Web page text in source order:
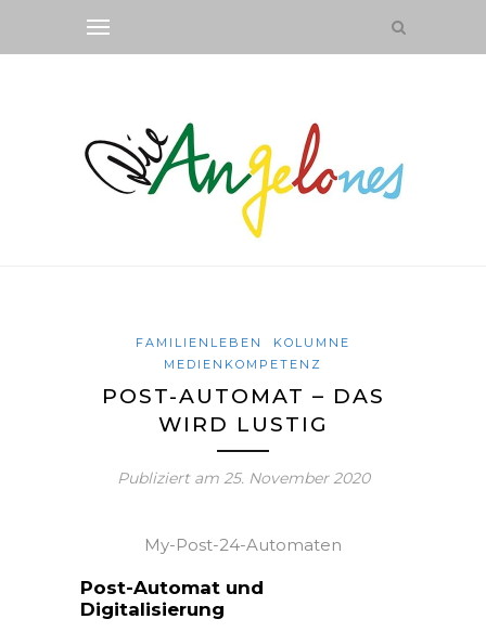
FAMILIENLEBEN
KOLUMNE
MEDIENKOMPETENZ
POST-AUTOMAT – DAS
WIRD LUSTIG
Publiziert am 25. November 2020
My-Post-24-Automaten
Post-Automat und
Digitalisierung